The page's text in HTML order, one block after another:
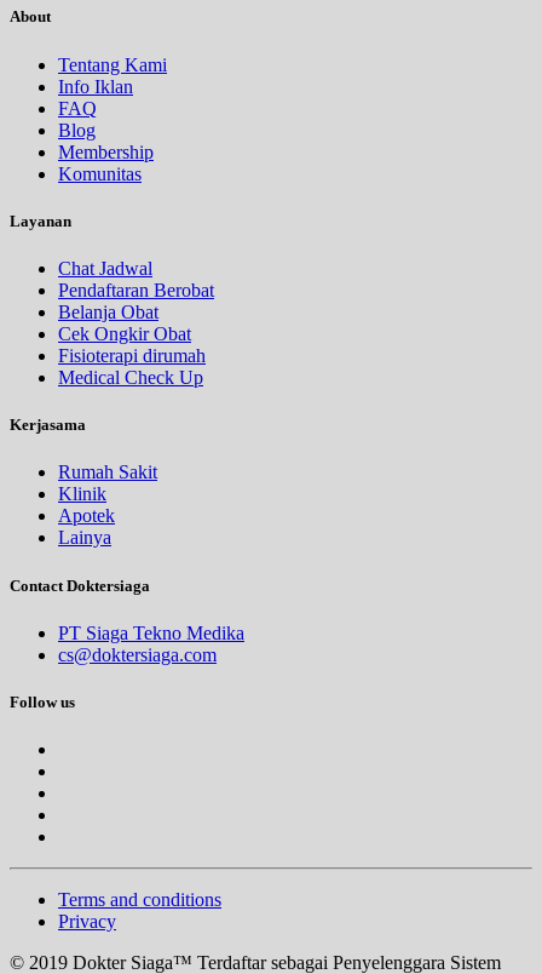
About
Tentang Kami
Info Iklan
FAQ
Blog
Membership
Komunitas
Layanan
Chat Jadwal
Pendaftaran Berobat
Belanja Obat
Cek Ongkir Obat
Fisioterapi dirumah
Medical Check Up
Kerjasama
Rumah Sakit
Klinik
Apotek
Lainya
Contact Doktersiaga
PT Siaga Tekno Medika
cs@doktersiaga.com
Follow us
Terms and conditions
Privacy
© 2019 Dokter Siaga™ Terdaftar sebagai Penyelenggara Sistem